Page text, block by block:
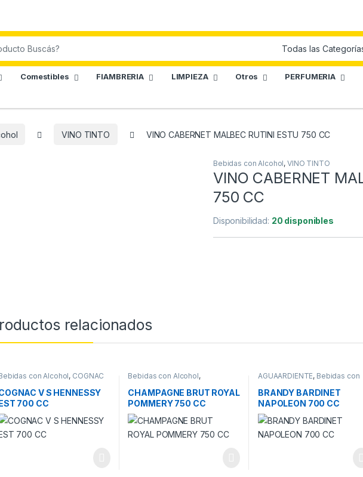
Comestibles FIAMBRERIA LIMPIEZA Otros PERFUMERIA
VINO TINTO VINO CABERNET MALBEC RUTINI ESTU 750 CC
Bebidas con Alcohol,VINO TINTO
VINO CABERNET
750 CC
Disponibilidad: 20 disponibles
relacionados
con Alcohol, COGNAC
V S HENNESSY
700 CC
Bebidas con Alcohol,
CHAMPAGNE BRUT ROYAL
POMMERY 750 CC
AGUAARDIENTE, Bebidas con
BRANDY BARDINET
NAPOLEON 700 CC